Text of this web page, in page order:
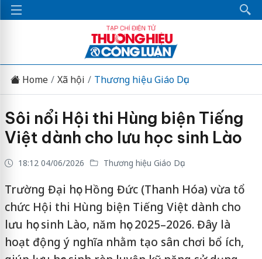
Home Xã hội Thương hiệu Giáo Dục
Sôi nổi Hội thi Hùng biện Tiếng
Việt dành cho lưu học sinh Lào
18:12 04/06/2026 Thương hiệu Giáo Dục
Trường Đại học Hồng Đức (Thanh Hóa) vừa tổ
chức Hội thi Hùng biện Tiếng Việt dành cho
lưu học sinh Lào, năm học 2025–2026. Đây là
hoạt động ý nghĩa nhằm tạo sân chơi bổ ích,